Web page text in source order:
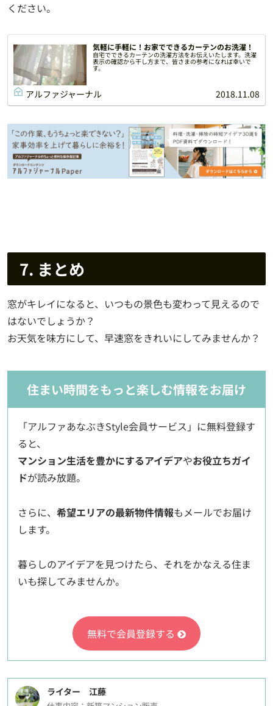
ください。
気軽に手軽に！お家でできるカーテンのお洗濯！
自宅でできるカーテンの洗濯方法をお伝えいたします。洗濯
表示の確認から干し方まで、皆さまの参考になれば幸いで
す。
アルファジャーナル 2018.11.08
7. まとめ
窓がキレイになると、いつもの景色も変わって見えるので
はないでしょうか？
お天気を味方にして、早速窓をきれいにしてみませんか？
住まい時間をもっと楽しむ情報をお届け
「アルファあなぶきStyle会員サービス」に無料登録す
ると、
マンション生活を豊かにするアイデアやお役立ちガイ
ドが読み放題。
さらに、 希望エリアの最新物件情報もメールでお届け
します。
暮らしのアイデアを見つけたら、それをかなえる住ま
いも探してみませんか。
無料で会員登録する
ライター 江藤